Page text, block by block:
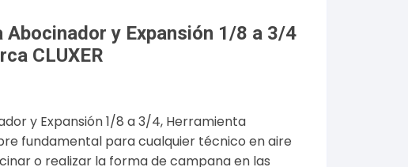
y Expansión 1/8 a 3/4
CLUXER
y Expansión 1/8 a 3/4, Herramienta
fundamental para cualquier técnico en aire
o realizar la forma de campana en las